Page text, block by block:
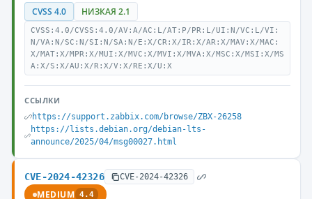
CVSS 4.0 НИЗКАЯ 2.1
CVSS:4.0/CVSS:4.0/AV:A/AC:L/AT:P/PR:L/UI:N/VC:L/VI:
N/VA:N/SC:N/SI:N/SA:N/E:X/CR:X/IR:X/AR:X/MAV:X/MAC:
X/MAT:X/MPR:X/MUI:X/MVC:X/MVI:X/MVA:X/MSC:X/MSI:X/MS
A:X/S:X/AU:X/R:X/V:X/RE:X/U:X
ССЫЛКИ
https://support.zabbix.com/browse/ZBX-26258
https://lists.debian.org/debian-lts-
announce/2025/04/msg00027.html
CVE-2024-42326 CVE-2024-42326
MEDIUM 4.4